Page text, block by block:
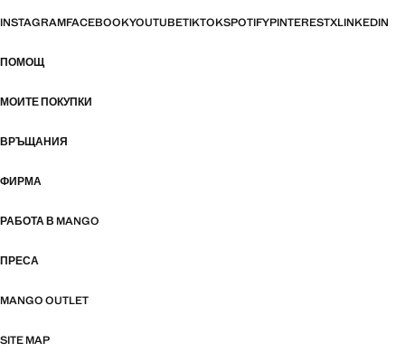
INSTAGRAMFACEBOOKYOUTUBETIKTOKSPOTIFYPINTERESTXLINKEDIN
ПОМОЩ
МОИТЕ ПОКУПКИ
ВРЪЩАНИЯ
ФИРМА
РАБОТА В MANGO
ПРЕСА
MANGO OUTLET
SITE MAP